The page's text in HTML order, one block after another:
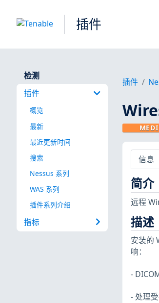
插件
检测
插件
概览
最新
最近更新时间
搜索
Nessus 系列
WAS 系列
插件系列介绍
指标
插件
信息
简介
远程
描述
安装的
响：
-
- 处理